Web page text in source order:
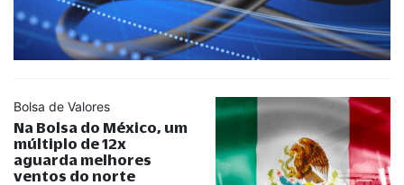
Bolsa de Valores
Na Bolsa do México, um
múltiplo de 12x
aguarda melhores
ventos do norte